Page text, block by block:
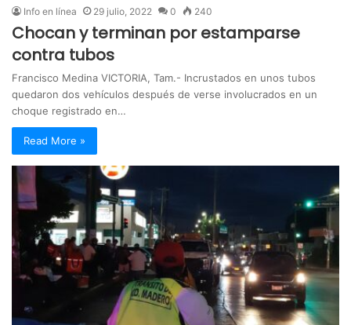
Info en línea 29 julio, 2022 0 240
Chocan y terminan por estamparse
contra tubos
Francisco Medina VICTORIA, Tam.- Incrustados en unos tubos
quedaron dos vehículos después de verse involucrados en un
choque registrado en…
Read More »